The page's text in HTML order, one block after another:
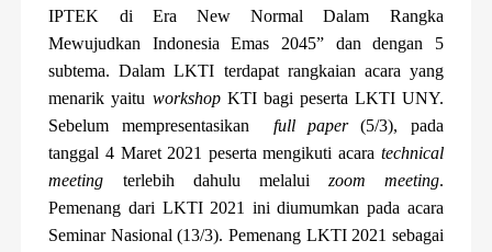
IPTEK di Era New Normal Dalam Rangka
Mewujudkan Indonesia Emas 2045” dan dengan 5
subtema. Dalam LKTI terdapat rangkaian acara yang
menarik yaitu workshopKTI bagi peserta LKTI UNY.
Sebelum mempresentasikan full paper(5/3), pada
tanggal 4 Maret 2021 peserta mengikuti acara technical
meeting terlebih dahulu melalui zoom meeting.
Pemenang dari LKTI 2021 ini diumumkan pada acara
Seminar Nasional (13/3). Pemenang LKTI 2021 sebagai